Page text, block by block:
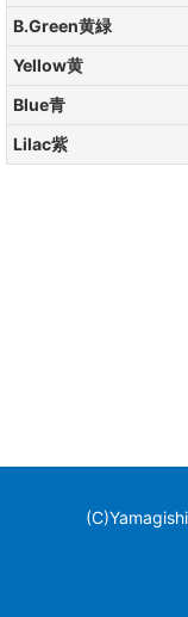
B.Green黄緑
Yellow黄
Blue青
Lilac紫